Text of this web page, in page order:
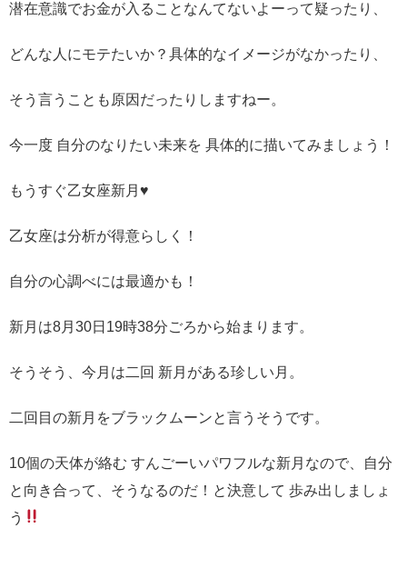
潜在意識でお金が入ることなんてないよーって疑ったり、
どんな人にモテたいか？具体的なイメージがなかったり、
そう言うことも原因だったりしますねー。
今一度 自分のなりたい未来を 具体的に描いてみましょう！
もうすぐ乙女座新月♥️
乙女座は分析が得意らしく！
自分の心調べには最適かも！
新月は8月30日19時38分ごろから始まります。
そうそう、今月は二回 新月がある珍しい月。
二回目の新月をブラックムーンと言うそうです。
10個の天体が絡む すんごーいパワフルな新月なので、自分
と向き合って、そうなるのだ！と決意して 歩み出しましょ
う